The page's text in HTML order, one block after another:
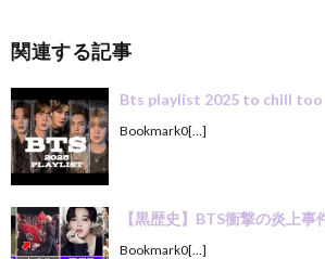
関連する記事
Bts playlist 2025 to chill too
Bookmark0[…]
【黒歴史】BTS衝撃の炎上事
Bookmark0[…]